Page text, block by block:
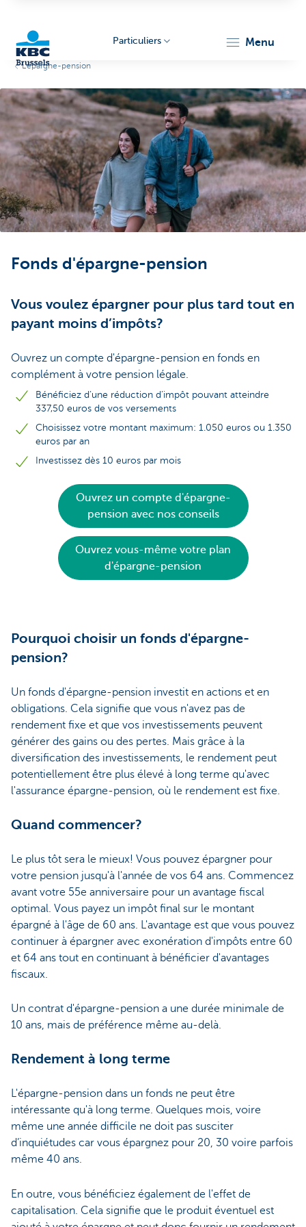
Brussels
Particuliers menu
L'épargne-pension
Fonds d'épargne-pension
Vous voulez épargner pour plus tard tout en
payant moins d’impôts?
Ouvrez un compte d'épargne-pension en fonds en
complément à votre pension légale.
Bénéficiez d’une réduction d’impôt pouvant atteindre
337,50 euros de vos versements
Choisissez votre montant maximum: 1.050 euros ou 1.350
euros par an
Investissez dès 10 euros par mois
Ouvrez un compte d'épargne-
pension avec nos conseils
Ouvrez vous-même votre plan
d'épargne-pension
Pourquoi choisir un fonds d'épargne-
pension?
Un fonds d'épargne-pension investit en actions et en
obligations. Cela signifie que vous n'avez pas de
rendement fixe et que vos investissements peuvent
générer des gains ou des pertes. Mais grâce à la
diversification des investissements, le rendement peut
potentiellement être plus élevé à long terme qu'avec
l'assurance épargne-pension, où le rendement est fixe.
Quand commencer?
Le plus tôt sera le mieux! Vous pouvez épargner pour
votre pension jusqu'à l'année de vos 64 ans. Commencez
avant votre 55e anniversaire pour un avantage fiscal
optimal. Vous payez un impôt final sur le montant
épargné à l'âge de 60 ans. L'avantage est que vous pouvez
continuer à épargner avec exonération d'impôts entre 60
et 64 ans tout en continuant à bénéficier d'avantages
fiscaux.
Un contrat d'épargne-pension a une durée minimale de
10 ans, mais de préférence même au-delà.
Rendement à long terme
L'épargne-pension dans un fonds ne peut être
intéressante qu'à long terme. Quelques mois, voire
même une année difficile ne doit pas susciter
d’inquiétudes car vous épargnez pour 20, 30 voire parfois
même 40 ans.
En outre, vous bénéficiez également de l'effet de
capitalisation. Cela signifie que le produit éventuel est